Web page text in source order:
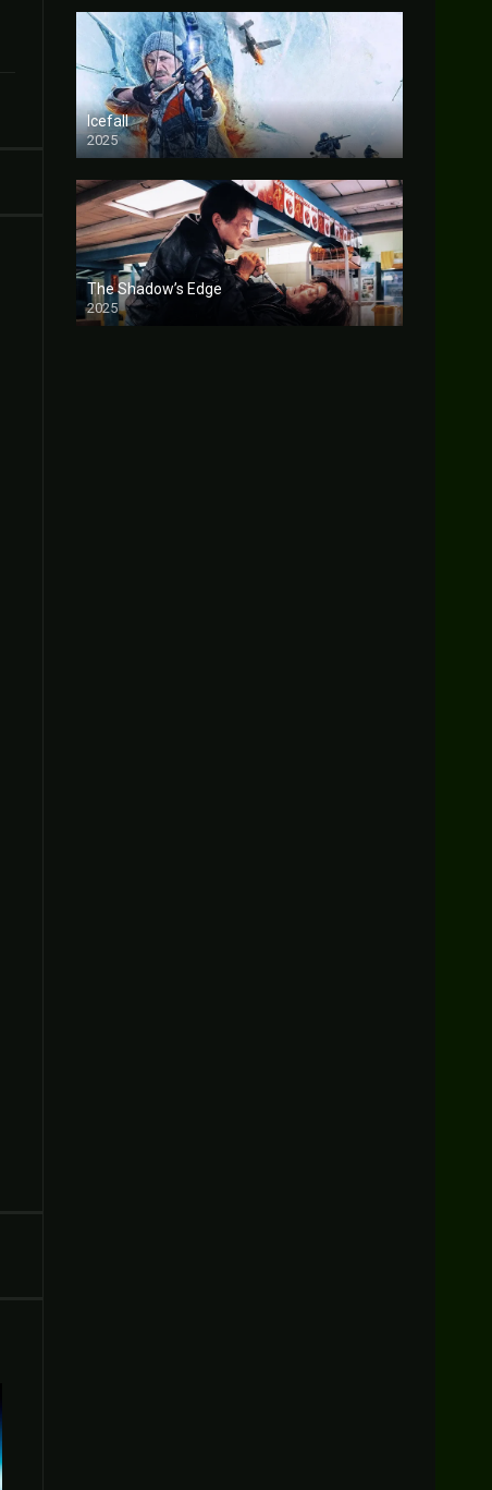
Icefall
2025
FULL HD
The Shadow’s Edge
2025
FULL HD